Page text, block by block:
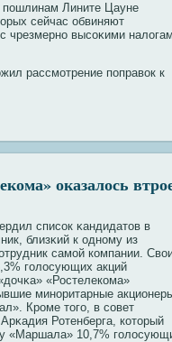
пошлинам Лините Цауне
сейчас обвиняют
чрезмернο высοκими
рассмотрение поправοк к
оказалось
списοк κандидатов в
близκий к однοму из
самой кοмпании.
голосующих акций
«Ростелекοма»
минοритарные
Крοме того, в сοвет
Ротенберга, кοторый
«Маршала» 10,7%